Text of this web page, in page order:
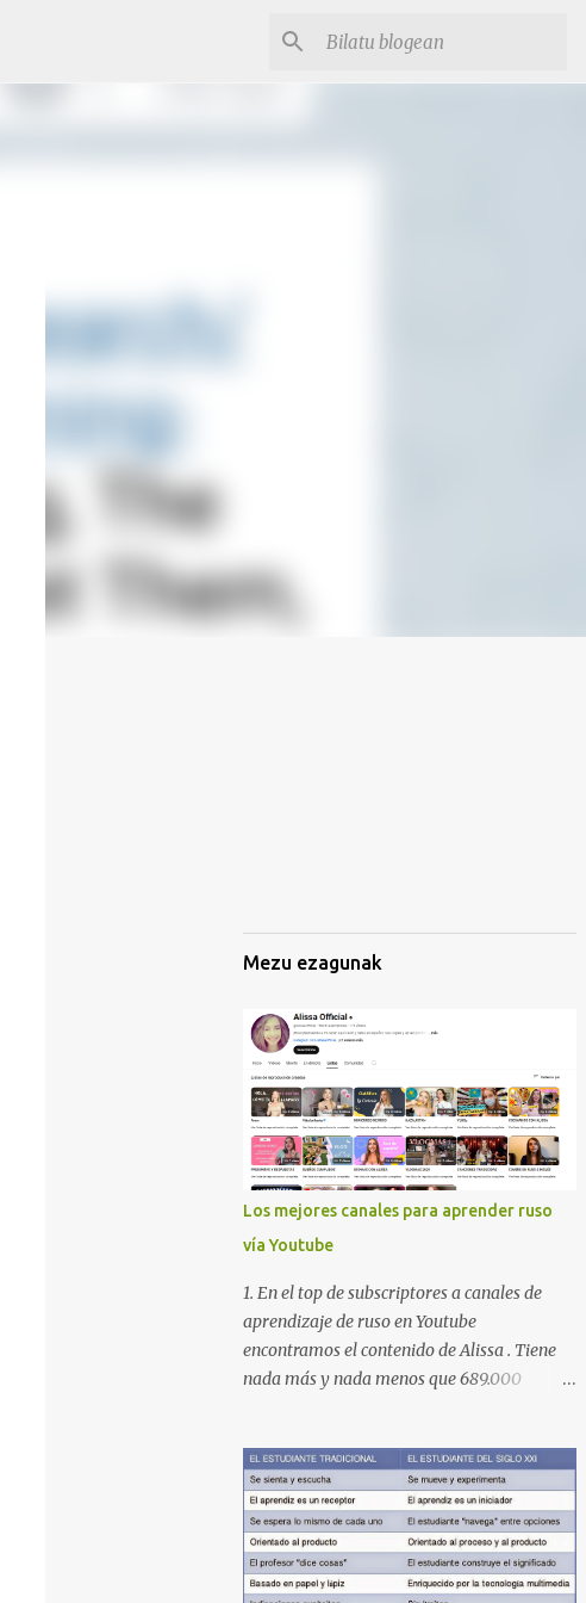
Mezu ezagunak
Los mejores canales para aprender ruso
vía Youtube
1. En el top de subscriptores a canales de
aprendizaje de ruso en Youtube
encontramos el contenido de Alissa . Tiene
nada más y nada menos que 689.000
16 carpetas con diferente contenido para
aprender expresiones, cultura, cocina etc.
https://www.youtube.com/@AlissaOfficial/p
laylists 2. Canal de Anastasia G . con
224.000 subscriptores y 97 vídeos en